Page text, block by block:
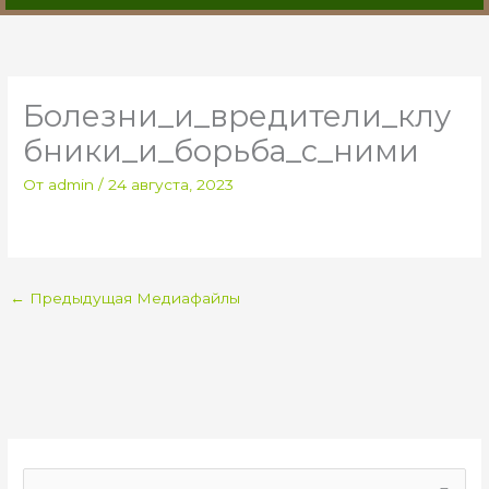
Болезни_и_вредители_клу
бники_и_борьба_с_ними
От admin/24 августа, 2023
← Предыдущая Медиафайлы